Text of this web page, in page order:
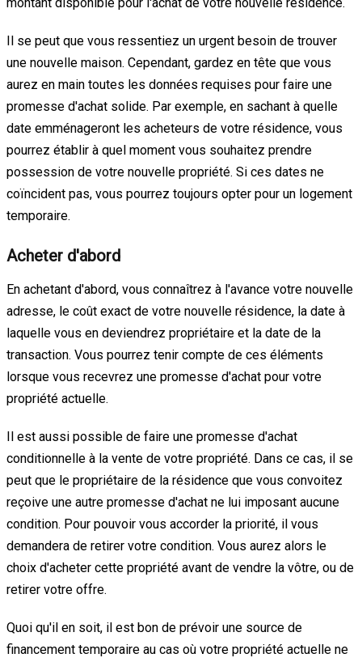
Il se peut que vous ressentiez un urgent besoin de trouver
une nouvelle maison. Cependant, gardez en tête que vous
aurez en main toutes les données requises pour faire une
promesse d'achat solide. Par exemple, en sachant à quelle
date emménageront les acheteurs de votre résidence, vous
pourrez établir à quel moment vous souhaitez prendre
possession de votre nouvelle propriété. Si ces dates ne
coïncident pas, vous pourrez toujours opter pour un logement
temporaire.
Acheter d'abord
En achetant d'abord, vous connaîtrez à l'avance votre nouvelle
adresse, le coût exact de votre nouvelle résidence, la date à
laquelle vous en deviendrez propriétaire et la date de la
transaction. Vous pourrez tenir compte de ces éléments
lorsque vous recevrez une promesse d'achat pour votre
propriété actuelle.
Il est aussi possible de faire une promesse d'achat
conditionnelle à la vente de votre propriété. Dans ce cas, il se
peut que le propriétaire de la résidence que vous convoitez
reçoive une autre promesse d'achat ne lui imposant aucune
condition. Pour pouvoir vous accorder la priorité, il vous
demandera de retirer votre condition. Vous aurez alors le
choix d'acheter cette propriété avant de vendre la vôtre, ou de
retirer votre offre.
Quoi qu'il en soit, il est bon de prévoir une source de
financement temporaire au cas où votre propriété actuelle ne